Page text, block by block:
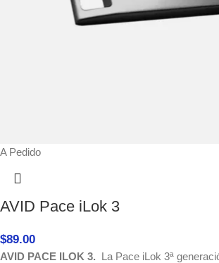
A Pedido
AVID Pace iLok 3
$89.00
AVID PACE ILOK 3. La Pace iLok 3ª